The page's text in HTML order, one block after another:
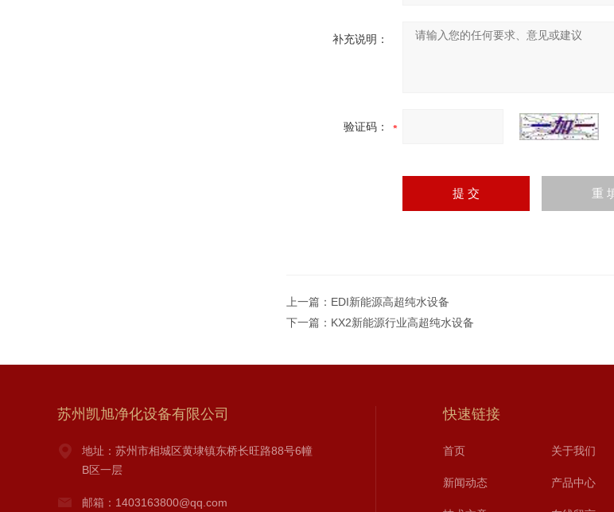
补充说明：
验证码：
上一篇： EDI新能源高超纯水设备
下一篇： KX2新能源行业高超纯水设备
苏州凯旭净化设备有限公司
地址：苏州市相城区黄埭镇东桥长旺路88号6幢
B区一层
邮箱：1403163800@qq.com
快速链接
首页 关于我们
新闻动态 产品中心